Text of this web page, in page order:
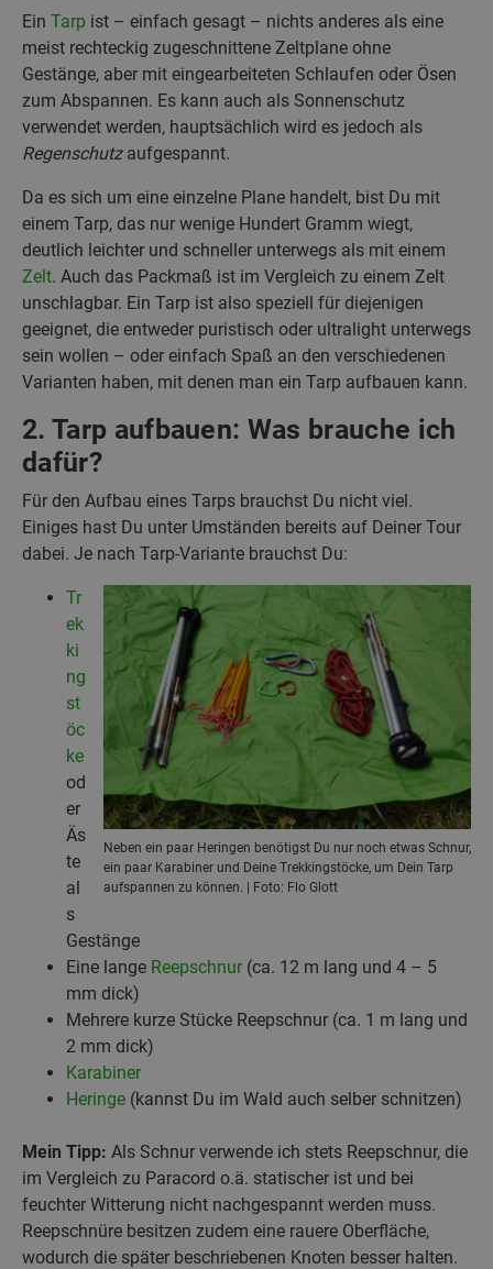
Ein Tarp ist – einfach gesagt – nichts anderes als eine
meist rechteckig zugeschnittene Zeltplane ohne
Gestänge, aber mit eingearbeiteten Schlaufen oder Ösen
zum Abspannen. Es kann auch als Sonnenschutz
verwendet werden, hauptsächlich wird es jedoch als
Regenschutzaufgespannt.
Da es sich um eine einzelne Plane handelt, bist Du mit
einem Tarp, das nur wenige Hundert Gramm wiegt,
deutlich leichter und schneller unterwegs als mit einem
Zelt. Auch das Packmaß ist im Vergleich zu einem Zelt
unschlagbar. Ein Tarp ist also speziell für diejenigen
geeignet, die entweder puristisch oder ultralight unterwegs
sein wollen – oder einfach Spaß an den verschiedenen
Varianten haben, mit denen man ein Tarp aufbauen kann.
2. Tarp aufbauen: Was brauche ich
dafür?
Für den Aufbau eines Tarps brauchst Du nicht viel.
Einiges hast Du unter Umständen bereits auf Deiner Tour
dabei. Je nach Tarp-Variante brauchst Du:
Neben ein paar Heringen benötigst Du nur noch etwas Schnur,
ein paar Karabiner und Deine Trekkingstöcke, um Dein Tarp
aufspannen zu können. | Foto: Flo Glott
Tr
ek
ki
ng
st
öc
ke
od
er
Äs
te
al
s
Gestänge
Eine lange Reepschnur (ca. 12 m lang und 4 – 5
mm dick)
Mehrere kurze Stücke Reepschnur (ca. 1 m lang und
2 mm dick)
Karabiner
Heringe (kannst Du im Wald auch selber schnitzen)
Mein Tipp: Als Schnur verwende ich stets Reepschnur, die
im Vergleich zu Paracord o.ä. statischer ist und bei
feuchter Witterung nicht nachgespannt werden muss.
Reepschnüre besitzen zudem eine rauere Oberfläche,
wodurch die später beschriebenen Knoten besser halten.